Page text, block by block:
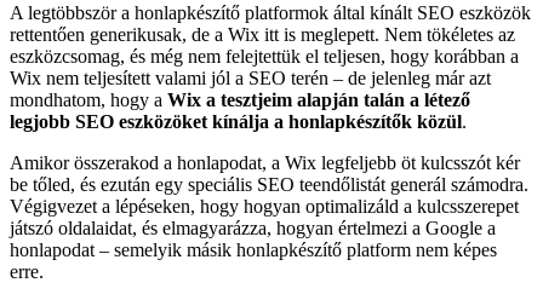
A legtöbbször a honlapkészítő platformok által kínált SEO eszközök
rettentően generikusak, de a Wix itt is meglepett. Nem tökéletes az
eszközcsomag, és még nem felejtettük el teljesen, hogy korábban a
Wix nem teljesített valami jól a SEO terén – de jelenleg már azt
mondhatom, hogy a Wix a tesztjeim alapján talán a létező
legjobb SEO eszközöket kínálja a honlapkészítők közül.
Amikor összerakod a honlapodat, a Wix legfeljebb öt kulcsszót kér
be tőled, és ezután egy speciális SEO teendőlistát generál számodra.
Végigvezet a lépéseken, hogy hogyan optimalizáld a kulcsszerepet
játszó oldalaidat, és elmagyarázza, hogyan értelmezi a Google a
honlapodat – semelyik másik honlapkészítő platform nem képes
erre.